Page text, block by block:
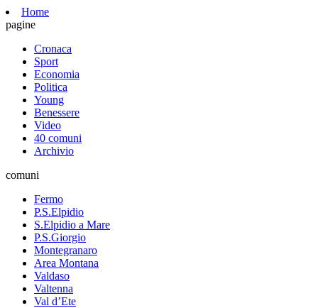
Home
pagine
Cronaca
Sport
Economia
Politica
Young
Benessere
Video
40 comuni
Archivio
comuni
Fermo
P.S.Elpidio
S.Elpidio a Mare
P.S.Giorgio
Montegranaro
Area Montana
Valdaso
Valtenna
Val d’Ete